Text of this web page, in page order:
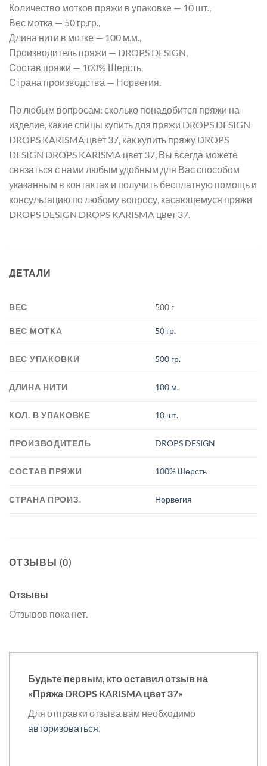
Количество мотков пряжи в упаковке — 10 шт.,
Вес мотка — 50 гр.гр.,
Длина нити в мотке — 100 м.м.,
Производитель пряжи — DROPS DESIGN,
Состав пряжи — 100% Шерсть,
Страна производства — Норвегия.
По любым вопросам: сколько понадобится пряжи на
изделие, какие спицы купить для пряжи DROPS DESIGN
DROPS KARISMA цвет 37, как купить пряжу DROPS
DESIGN DROPS KARISMA цвет 37, Вы всегда можете
связаться с нами любым удобным для Вас способом
указанным в контактах и получить бесплатную помощь и
консультацию по любому вопросу, касающемуся пряжи
DROPS DESIGN DROPS KARISMA цвет 37.
ДЕТАЛИ
ВЕС 500 г
ВЕС МОТКА 50 гр.
ВЕС УПАКОВКИ 500 гр.
ДЛИНА НИТИ 100 м.
КОЛ. В УПАКОВКЕ 10 шт.
ПРОИЗВОДИТЕЛЬ DROPS DESIGN
СОСТАВ ПРЯЖИ 100% Шерсть
СТРАНА ПРОИЗ. Норвегия
ОТЗЫВЫ (0)
Отзывы
Отзывов пока нет.
Будьте первым, кто оставил отзыв на
«Пряжа DROPS KARISMA цвет 37»
Для отправки отзыва вам необходимо
авторизоваться